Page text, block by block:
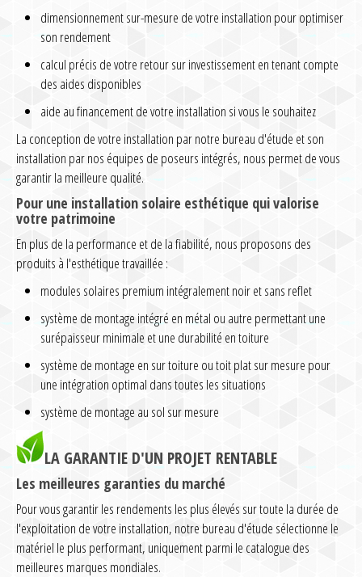
dimensionnement sur-mesure de votre installation pour optimiser
son rendement
calcul précis de votre retour sur investissement en tenant compte
des aides disponibles
aide au financement de votre installation si vous le souhaitez
La conception de votre installation par notre bureau d'étude et son
installation par nos équipes de poseurs intégrés, nous permet de vous
garantir la meilleure qualité.
Pour une installation solaire esthétique qui valorise
votre patrimoine
En plus de la performance et de la fiabilité, nous proposons des
produits à l'esthétique travaillée :
modules solaires premium intégralement noir et sans reflet
système de montage intégré en métal ou autre permettant une
surépaisseur minimale et une durabilité en toiture
système de montage en sur toiture ou toit plat sur mesure pour
une intégration optimal dans toutes les situations
système de montage au sol sur mesure
LA GARANTIE D'UN PROJET RENTABLE
Les meilleures garanties du marché
Pour vous garantir les rendements les plus élevés sur toute la durée de
l'exploitation de votre installation, notre bureau d'étude sélectionne le
matériel le plus performant, uniquement parmi le catalogue des
meilleures marques mondiales.